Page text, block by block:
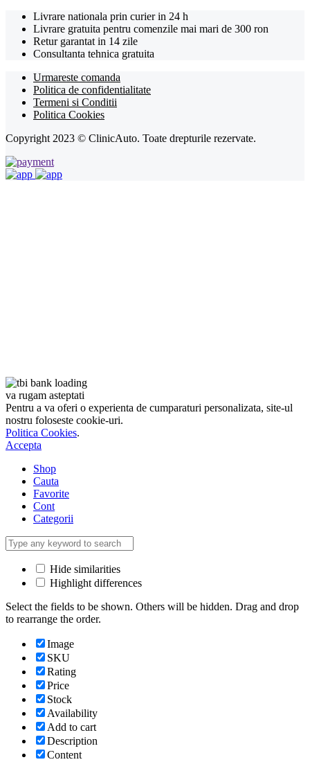
Livrare nationala prin curier in 24 h
Livrare gratuita pentru comenzile mai mari de 300 ron
Retur garantat in 14 zile
Consultanta tehnica gratuita
Urmareste comanda
Politica de confidentialitate
Termeni si Conditii
Politica Cookies
Copyright 2023 © ClinicAuto. Toate drepturile rezervate.
va rugam asteptati
Pentru a va oferi o experienta de cumparaturi personalizata, site-ul
nostru foloseste cookie-uri.
Politica Cookies.
Accepta
Shop
Cauta
Favorite
Cont
Categorii
Hide similarities
Highlight differences
Select the fields to be shown. Others will be hidden. Drag and drop
to rearrange the order.
Image
SKU
Rating
Price
Stock
Availability
Add to cart
Description
Content